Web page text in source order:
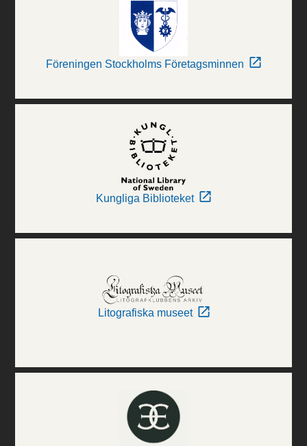
Föreningen Stockholms Företagsminnen
Kungliga Biblioteket
Litografiska museet